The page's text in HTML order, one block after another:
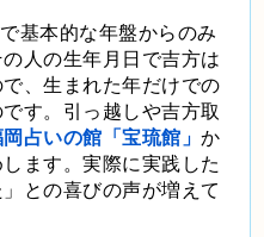
基本的な年盤からのみ
人の生年月日で吉方は
、生まれた年だけでの
す。引っ越しや吉方取
占いの館「宝琉館」か
ます。実際に実践した
との喜びの声が増えて